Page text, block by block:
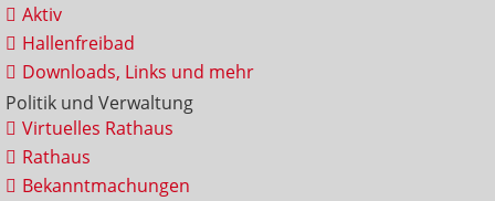
Aktiv
Hallenfreibad
Downloads, Links und mehr
Politik und Verwaltung
Virtuelles Rathaus
Rathaus
Bekanntmachungen